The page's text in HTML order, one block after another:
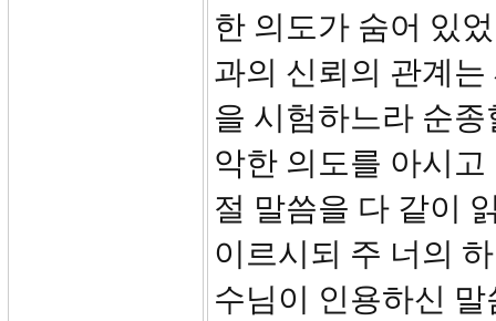
한 의도가 숨어 있
과의 신뢰의 관계
을 시험하느라 순
악한 의도를 아시
절 말씀을 다 같이
이르시되 주 너의
수님이 인용하신